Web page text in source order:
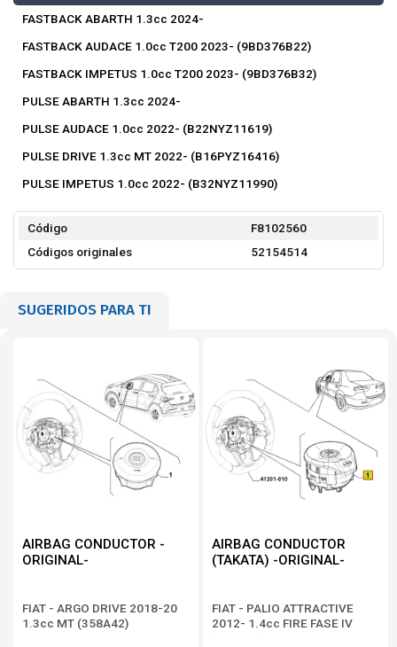
FASTBACK ABARTH 1.3cc 2024-
FASTBACK AUDACE 1.0cc T200 2023- (9BD376B22)
FASTBACK IMPETUS 1.0cc T200 2023- (9BD376B32)
PULSE ABARTH 1.3cc 2024-
PULSE AUDACE 1.0cc 2022- (B22NYZ11619)
PULSE DRIVE 1.3cc MT 2022- (B16PYZ16416)
PULSE IMPETUS 1.0cc 2022- (B32NYZ11990)
Código
F8102560
Códigos originales
52154514
SUGERIDOS PARA TI
AIRBAG CONDUCTOR -
ORIGINAL-
FIAT - ARGO DRIVE 2018-20
1.3cc MT (358A42)
AIRBAG CONDUCTOR
(TAKATA) -ORIGINAL-
FIAT - PALIO ATTRACTIVE
2012- 1.4cc FIRE FASE IV